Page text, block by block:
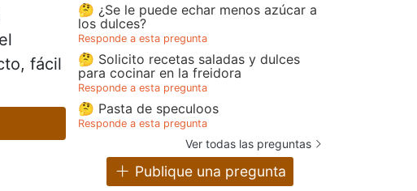
fácil
🤔 ¿Se le puede echar menos azúcar a
los dulces?
Responde a esta pregunta
🤔 Solicito recetas saladas y dulces
para cocinar en la freidora
Responde a esta pregunta
🤔 Pasta de speculoos
Responde a esta pregunta
Ver todas las preguntas
Publique una pregunta